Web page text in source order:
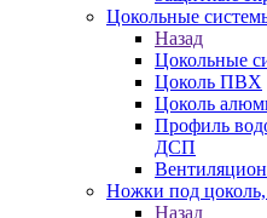
Цокольные
Назад
Цокольные
Цоколь ПВХ
Цоколь
Профиль
ДСП
Ножки под
Назад